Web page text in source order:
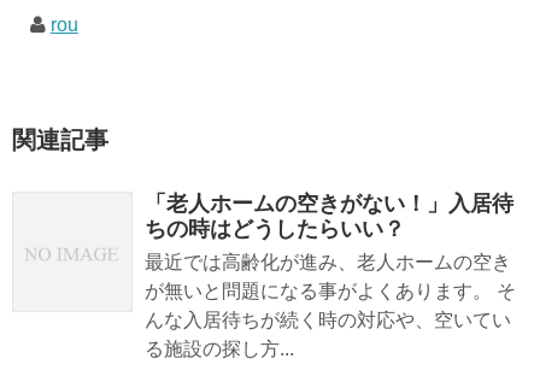
rou
関連記事
「老人ホームの空きがない！」入居待
ちの時はどうしたらいい？
最近では高齢化が進み、老人ホームの空き
が無いと問題になる事がよくあります。 そ
んな入居待ちが続く時の対応や、空いてい
る施設の探し方...